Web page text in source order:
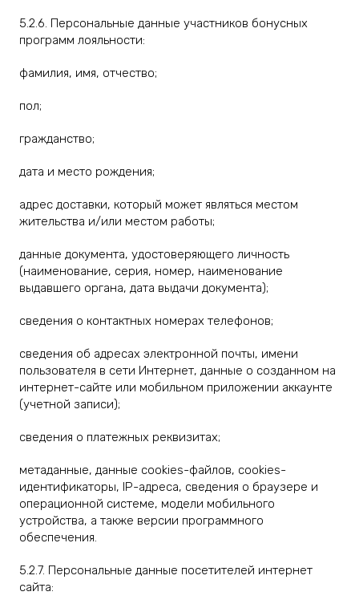
5.2.6. Персональные данные участников бонусных
программ лояльности:
фамилия, имя, отчество;
пол;
гражданство;
дата и место рождения;
адрес доставки, который может являться местом
жительства и/или местом работы;
данные документа, удостоверяющего личность
(наименование, серия, номер, наименование
выдавшего органа, дата выдачи документа);
сведения о контактных номерах телефонов;
сведения об адресах электронной почты, имени
пользователя в сети Интернет, данные о созданном на
интернет-сайте или мобильном приложении аккаунте
(учетной записи);
сведения о платежных реквизитах;
метаданные, данные cookies-файлов, cookies-
идентификаторы, IP-адреса, сведения о браузере и
операционной системе, модели мобильного
устройства, а также версии программного
обеспечения.
5.2.7. Персональные данные посетителей интернет
сайта: